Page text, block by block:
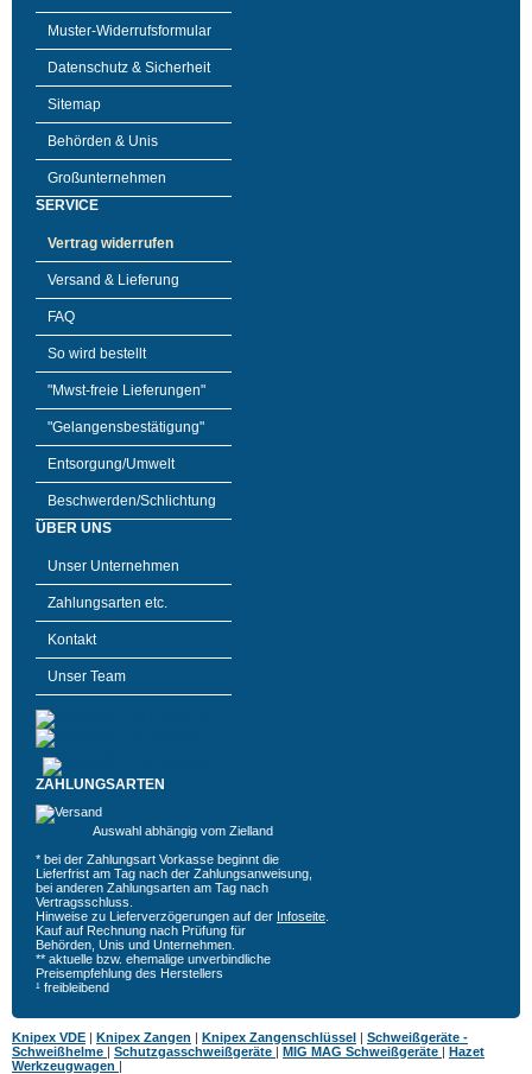
Muster-Widerrufsformular
Datenschutz & Sicherheit
Sitemap
Behörden & Unis
Großunternehmen
SERVICE
Vertrag widerrufen
Versand & Lieferung
FAQ
So wird bestellt
"Mwst-freie Lieferungen"
"Gelangensbestätigung"
Entsorgung/Umwelt
Beschwerden/Schlichtung
ÜBER UNS
Unser Unternehmen
Zahlungsarten etc.
Kontakt
Unser Team
ZAHLUNGSARTEN
Auswahl abhängig vom Zielland
* bei der Zahlungsart Vorkasse beginnt die
Lieferfrist am Tag nach der Zahlungsanweisung,
bei anderen Zahlungsarten am Tag nach
Vertragsschluss.
Hinweise zu Lieferverzögerungen auf der Infoseite
Kauf auf Rechnung nach Prüfung für
Behörden, Unis und Unternehmen.
** aktuelle bzw. ehemalige unverbindliche
Preisempfehlung des Herstellers
¹ freibleibend
Knipex VDE | Knipex Zangen | Knipex Zangenschlüssel | Schweißgeräte -
Schweißhelme | Schutzgasschweißgeräte | MIG MAG Schweißgeräte | Hazet
Werkzeugwagen |